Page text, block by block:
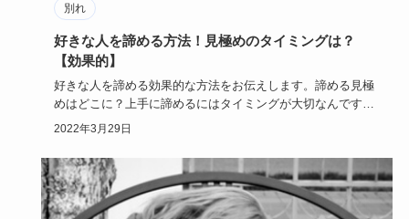
別れ
好きな人を諦める方法！見極めのタイミングは？
【効果的】
好きな人を諦める効果的な方法をお伝えします。諦める見極
めはどこに？上手に諦めるにはタイミングが大切なんです。
好きな人を諦め…
2022年3月29日